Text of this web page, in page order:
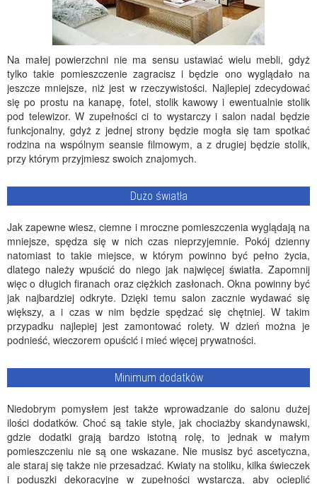
Na małej powierzchni nie ma sensu ustawiać wielu mebli, gdyż
tylko takie pomieszczenie zagracisz i będzie ono wyglądało na
jeszcze mniejsze, niż jest w rzeczywistości. Najlepiej zdecydować
się po prostu na kanapę, fotel, stolik kawowy i ewentualnie stolik
pod telewizor. W zupełności ci to wystarczy i salon nadal będzie
funkcjonalny, gdyż z jednej strony będzie mogła się tam spotkać
rodzina na wspólnym seansie filmowym, a z drugiej będzie stolik,
przy którym przyjmiesz swoich znajomych.
Dużo światła
Jak zapewne wiesz, ciemne i mroczne pomieszczenia wyglądają na
mniejsze, spędza się w nich czas nieprzyjemnie. Pokój dzienny
natomiast to takie miejsce, w którym powinno być pełno życia,
dlatego należy wpuścić do niego jak najwięcej światła. Zapomnij
więc o długich firanach oraz ciężkich zasłonach. Okna powinny być
jak najbardziej odkryte. Dzięki temu salon zacznie wydawać się
większy, a i czas w nim będzie spędzać się chętniej. W takim
przypadku najlepiej jest zamontować rolety. W dzień można je
podnieść, wieczorem opuścić i mieć więcej prywatności.
Minimum dodatków
Niedobrym pomysłem jest także wprowadzanie do salonu dużej
ilości dodatków. Choć są takie style, jak chociażby skandynawski,
gdzie dodatki grają bardzo istotną rolę, to jednak w małym
pomieszczeniu nie są one wskazane. Nie musisz być ascetyczna,
ale staraj się także nie przesadzać. Kwiaty na stoliku, kilka świeczek
i poduszki dekoracyjne w zupełności wystarczą, aby ocieplić